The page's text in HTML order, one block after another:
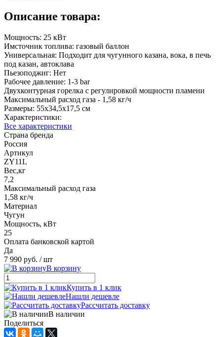
Описание товара:
Мощность: 25 кВт
Имсточник топлива: газовый баллон
Универсальная: Подходит для чугунного казана, вока, в печь
под казан, автоклава
Пьезоподжиг: Нет
Рабочее давление: 1-3 bar
Двухконтурная горелка с регулировкой мощности пламени
Максимальный расход газа - 1,58 кг/ч
Размеры: 55х34,5х17,5 см
Характеристики:
Все характеристики
Страна бренда
Россия
Артикул
ZY11L
Вес,кг
7,2
Максимальный расход газа
1,58 кг/ч
Материал
Чугун
Мощность, кВт
25
Оплата банковской картой
Да
7 990 руб. / шт
В корзину
Купить в 1 клик
Нашли дешевле
Рассчитать доставку
В наличии
Поделиться